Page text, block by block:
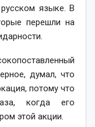
языке. В
перешли на
думал, что
потому что
когда его
этой акции.